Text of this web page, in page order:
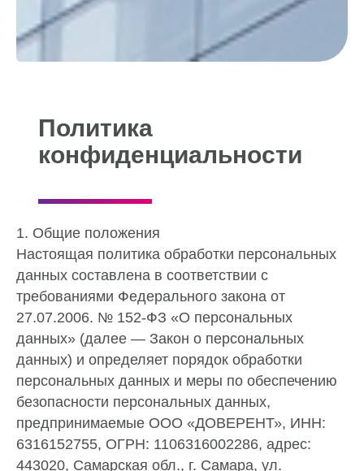
Политика
конфиденциальности
1. Общие положения
Настоящая политика обработки персональных
данных составлена в соответствии с
требованиями Федерального закона от
27.07.2006. № 152-ФЗ «О персональных
данных» (далее — Закон о персональных
данных) и определяет порядок обработки
персональных данных и меры по обеспечению
безопасности персональных данных,
предпринимаемые ООО «ДОВЕРЕНТ», ИНН:
6316152755, ОГРН: 1106316002286, адрес:
443020, Самарская обл., г. Самара, ул.